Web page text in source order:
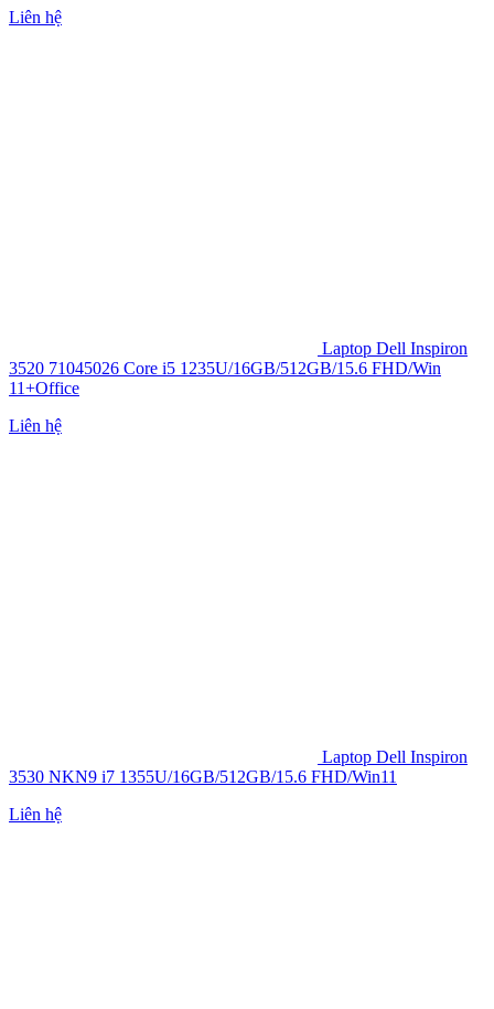
Liên hệ
Laptop Dell Inspiron
3520 71045026 Core i5 1235U/16GB/512GB/15.6 FHD/Win
11+Office
Liên hệ
Laptop Dell Inspiron
3530 NKN9 i7 1355U/16GB/512GB/15.6 FHD/Win11
Liên hệ